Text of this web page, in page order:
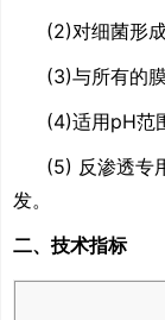
(2)对细菌形
(3)与所有的
(4)适用pH范
(5) 反渗透专
发。
二、技术指标